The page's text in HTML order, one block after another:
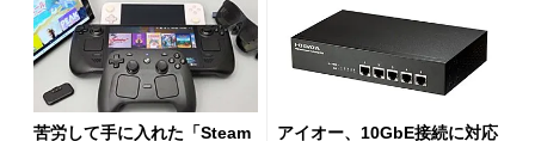
苦労して手に入れた「Steam
アイオー、10GbE接続に対応